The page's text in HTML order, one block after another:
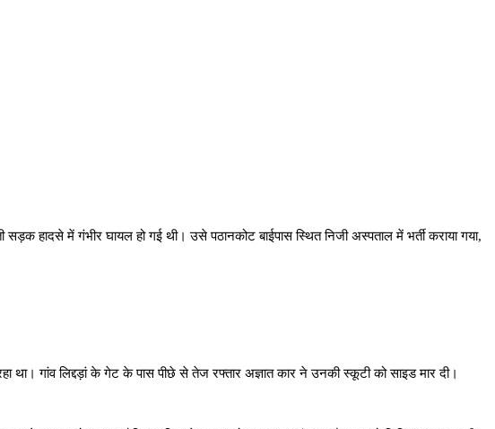
सड़क हादसे में गंभीर घायल हो गई थी। उसे पठानकोट बाईपास स्थित निजी अस्पताल में भर्ती कराया गया,
गांव लिद्दड़ां के गेट के पास पीछे से तेज रफ्तार अज्ञात कार ने उनकी स्कूटी को साइड मार दी।